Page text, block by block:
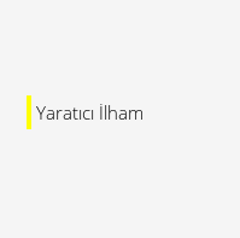
Yaratıcı İlham